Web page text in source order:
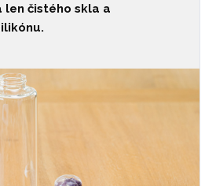
len čistého skla a